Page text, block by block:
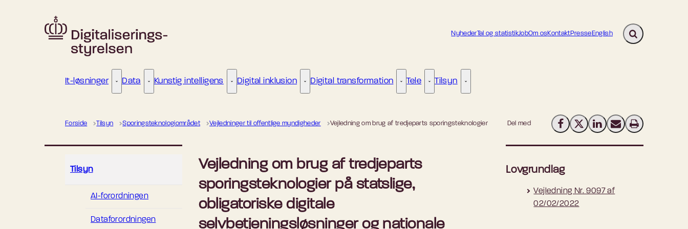
NyhederTal og statistikJobOm osKontaktPresseEnglish Fold søgefelt ud
It-løsninger It-løsninger - Flere links
Data Data - Flere links
Kunstig intelligens Kunstig intelligens - Flere links
Digital inklusion Digital inklusion - Flere links
Digital transformation Digital transformation - Flere links
Tele Tele - Flere links
Tilsyn Tilsyn - Flere links
Forside Tilsyn Sporingsteknologiområdet Vejledninger til offentlige myndigheder Vejledning om brug af tredjeparts sporingsteknologier Del med Del på Facebook
Del på X (Twitter)
Del på LinkedIn
Send email
Print
Tilsyn
AI-forordningen
Dataforordningen
Vejledning om brug af tredjeparts
sporingsteknologier på statslige,
obligatoriske digitale
selvbetjeningsløsninger og nationale
Lovgrundlag
Vejledning Nr. 9097 af
02/02/2022